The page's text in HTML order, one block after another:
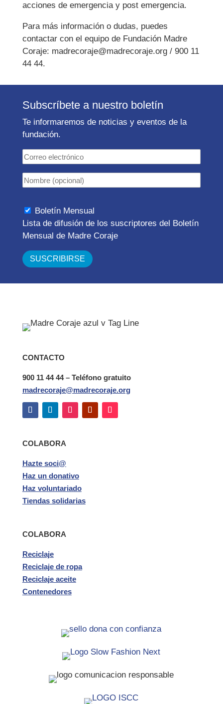
acciones de emergencia y post emergencia.
Para más información o dudas, puedes
contactar con el equipo de Fundación Madre
Coraje: madrecoraje@madrecoraje.org / 900 11
44 44.
Subscríbete a nuestro boletín
Te informaremos de noticias y eventos de la
fundación.
Boletín Mensual
Lista de difusión de los suscriptores del Boletín
Mensual de Madre Coraje
CONTACTO
900 11 44 44 – Teléfono gratuito
madrecoraje@madrecoraje.org
COLABORA
Hazte soci@
Haz un donativo
Haz voluntariado
Tiendas solidarias
COLABORA
Reciclaje
Reciclaje de ropa
Reciclaje aceite
Contenedores